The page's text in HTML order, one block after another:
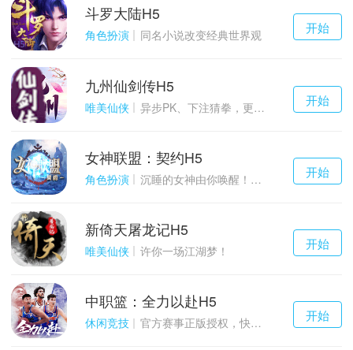
千百度h5
游戏
开始
斗罗大陆H5
角色扮演 同名小说改变经典世界观
千百度h5
游戏
开始
九州仙剑传H5
唯美仙侠 异步PK、下注猜拳，更多玩点等你来体验！
千百度h5
游戏
开始
女神联盟：契约H5
角色扮演 沉睡的女神由你唤醒！点燃战火！
千百度h5
游戏
开始
新倚天屠龙记H5
唯美仙侠 许你一场江湖梦！
千百度h5
游戏
开始
中职篮：全力以赴H5
休闲竞技 官方赛事正版授权，快来打造属于自己的传奇吧~